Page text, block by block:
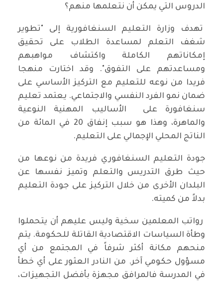
الدروس التي يمكن أن نتعلمها منهم؟
تهدف وزارة التعليم السنغافورية إلى "تطوير
شغف التعلم لمساعدة الطلاب على تحقيق
إمكاناتهم الكاملة واكتشاف مواهبهم
ومساعدتهم على التفوق". وقد اختارت منهجا
فريدا من نوعه للتعليم مع التركيز الأساسي على
ضمان نمو الفرد النفسي والاجتماعي. يعتمد تعليم
سنغافورة على الأساليب المهنية النوعية
والماهرة، وهذا هو سبب إنفاق 20 في المائة من
الناتج المحلي الإجمالي على التعليم.
جودة التعليم السنغافوري فريدة من نوعها من
حيث طرق التدريس والتعلم وتميز نفسها عن
البلدان الأخرى من خلال التركيز على جودة التعليم
بدلاً من كميته.
رواتب المعلمين سخية وليس عليهم أن يتحملوا
وطأة السياسات الاقتصادية القاتلة للحكومة. يتم
منحهم مكانة أكثر شرفاً في المجتمع من أي
مسؤول حكومي آخر. من النادر العثور على أي خطأ
في المدرسة فالمرافق مجهزة بأفضل التجهيزات،